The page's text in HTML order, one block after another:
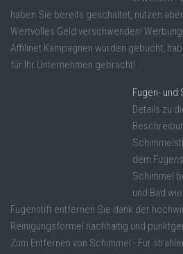
haben Sie bereits geschaltet, nützen
Wertvolles Geld verschwenden!
Affilinet Kampagnen wurden gebucht,
für Ihr Unternehmen gebracht! ...
Fugen- und
Details zu
dem
Schimmel
und Bad
Fugenstift entfernen Sie dank der
Reinigungsformel nachhaltig und
Zum Entfernen von Schimmel - Für